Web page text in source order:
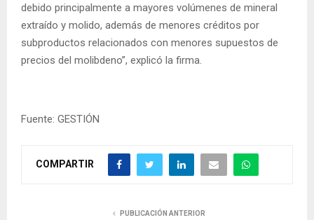
debido principalmente a mayores volúmenes de mineral
extraído y molido, además de menores créditos por
subproductos relacionados con menores supuestos de
precios del molibdeno”, explicó la firma.
Fuente: GESTIÓN
COMPARTIR
PUBLICACIÓN ANTERIOR